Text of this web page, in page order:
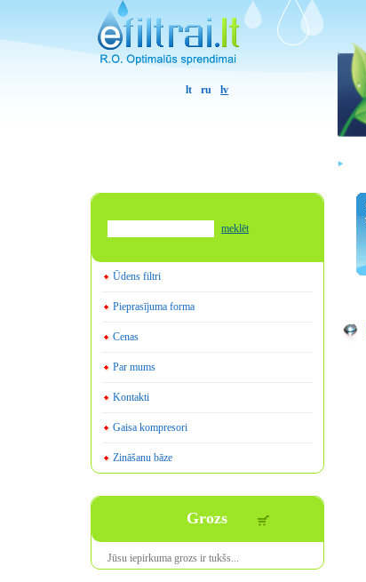
lt ru lv
meklēt
Ūdens filtri
Pieprasījuma forma
Cenas
Par mums
Kontakti
Gaisa kompresori
Zināšanu bāze
Grozs
Jūsu iepirkuma grozs ir tukšs...